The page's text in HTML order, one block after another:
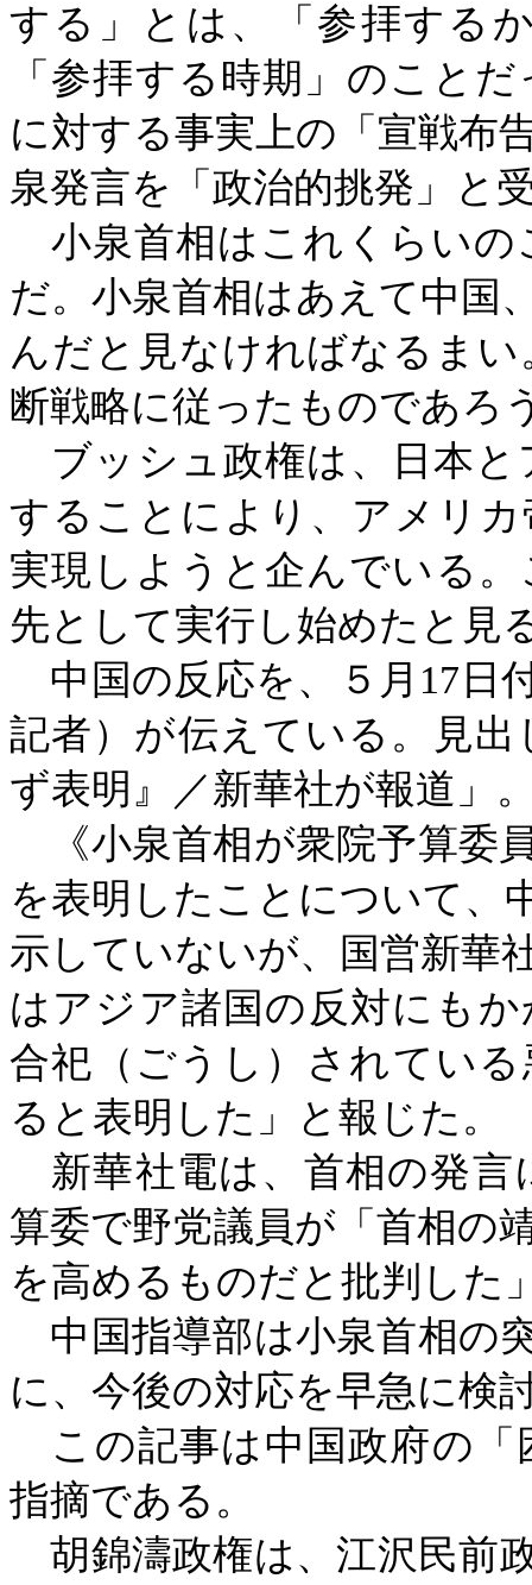
する」とは、「参拝する
「参拝する時期」のこと
に対する事実上の「宣戦布
泉発言を「政治的挑発」と
小泉首相はこれくらいの
だ。小泉首相はあえて中国
んだと見なければなるま
断戦略に従ったものであろ
ブッシュ政権は、日本と
することにより、アメリ
実現しようと企んでいる
先として実行し始めたと見
中国の反応を、５月 17 日
記者）が伝えている。見
ず表明』／新華社が報道」
《小泉首相が衆院予算委
を表明したことについて、
示していないが、国営新華
はアジア諸国の反対にも
合祀（ごうし）されてい
ると表明した」と報じた。
新華社電は、首相の発言
算委で野党議員が「首相の
を高めるものだと批判した
中国指導部は小泉首相の
に、今後の対応を早急に検
この記事は中国政府の「
指摘である。
胡錦濤政権は、江沢民前